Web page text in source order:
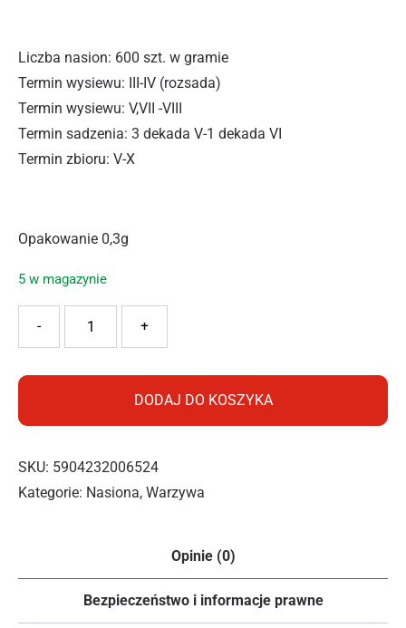
Liczba nasion: 600 szt. w gramie
Termin wysiewu: III-IV (rozsada)
Termin wysiewu: V,VII -VIII
Termin sadzenia: 3 dekada V-1 dekada VI
Termin zbioru: V-X
Opakowanie 0,3g
5 w magazynie
+
-
DODAJ DO KOSZYKA
SKU: 5904232006524
Kategorie: Nasiona, Warzywa
Opinie (0)
Bezpieczeństwo i informacje prawne